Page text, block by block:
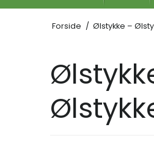
Forside / Ølstykke –